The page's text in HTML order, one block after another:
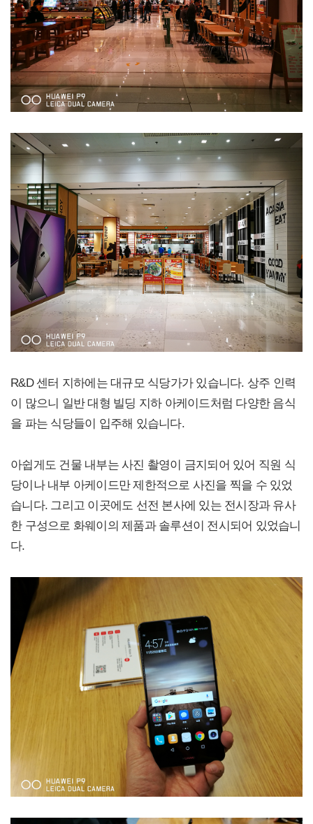
R&D 센터 지하에는 대규모 식당가가 있습니다. 상주 인력
이 많으니 일반 대형 빌딩 지하 아케이드처럼 다양한 음식
을 파는 식당들이 입주해 있습니다.
아쉽게도 건물 내부는 사진 촬영이 금지되어 있어 직원 식
당이나 내부 아케이드만 제한적으로 사진을 찍을 수 있었
습니다. 그리고 이곳에도 선전 본사에 있는 전시장과 유사
한 구성으로 화웨이의 제품과 솔루션이 전시되어 있었습니
다.